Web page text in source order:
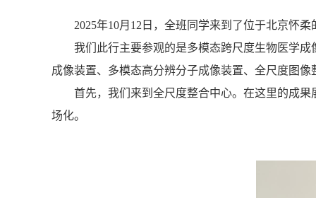
2025年10月12日，全班同学来到了位于北京怀
我们此行主要参观的是多模态跨尺度生物医学
成像装置、多模态高分辨分子成像装置、全尺度图
首先，我们来到全尺度整合中心。在这里的成
场化。